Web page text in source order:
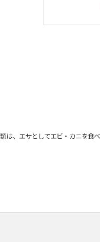
、エサとしてエビ・カニを食べ